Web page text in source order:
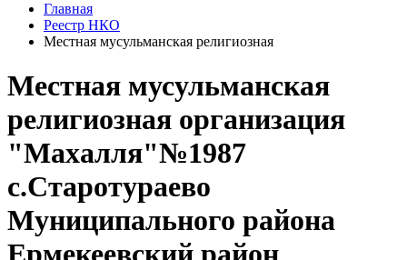
Главная
Реестр НКО
Местная мусульманская религиозная
Местная мусульманская
религиозная организация
"Махалля"№1987
с.Старотураево
Муниципального района